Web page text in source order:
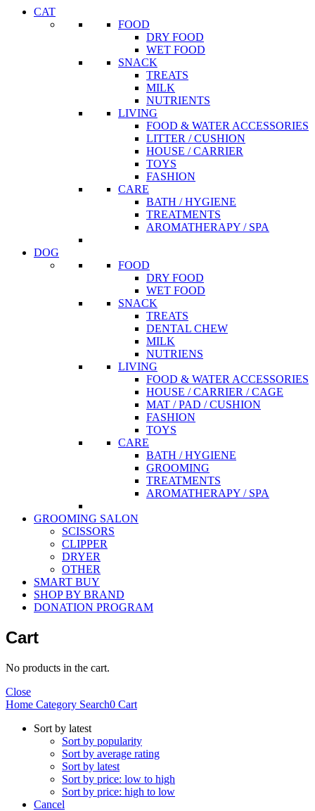
CAT
FOOD
DRY FOOD
WET FOOD
SNACK
TREATS
MILK
NUTRIENTS
LIVING
FOOD & WATER ACCESSORIES
LITTER / CUSHION
HOUSE / CARRIER
TOYS
FASHION
CARE
BATH / HYGIENE
TREATMENTS
AROMATHERAPY / SPA
DOG
FOOD
DRY FOOD
WET FOOD
SNACK
TREATS
DENTAL CHEW
MILK
NUTRIENS
LIVING
FOOD & WATER ACCESSORIES
HOUSE / CARRIER / CAGE
MAT / PAD / CUSHION
FASHION
TOYS
CARE
BATH / HYGIENE
GROOMING
TREATMENTS
AROMATHERAPY / SPA
GROOMING SALON
SCISSORS
CLIPPER
DRYER
OTHER
SMART BUY
SHOP BY BRAND
DONATION PROGRAM
Cart
No products in the cart.
Close
Home Category Search0 Cart
Sort by latest
Sort by popularity
Sort by average rating
Sort by latest
Sort by price: low to high
Sort by price: high to low
Cancel